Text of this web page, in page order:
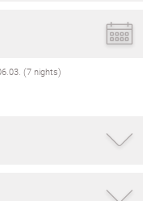
(7 nights)